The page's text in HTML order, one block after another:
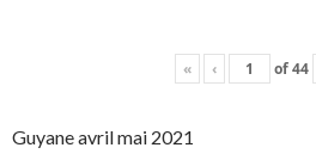
« ‹ of44
Guyane avril mai 2021